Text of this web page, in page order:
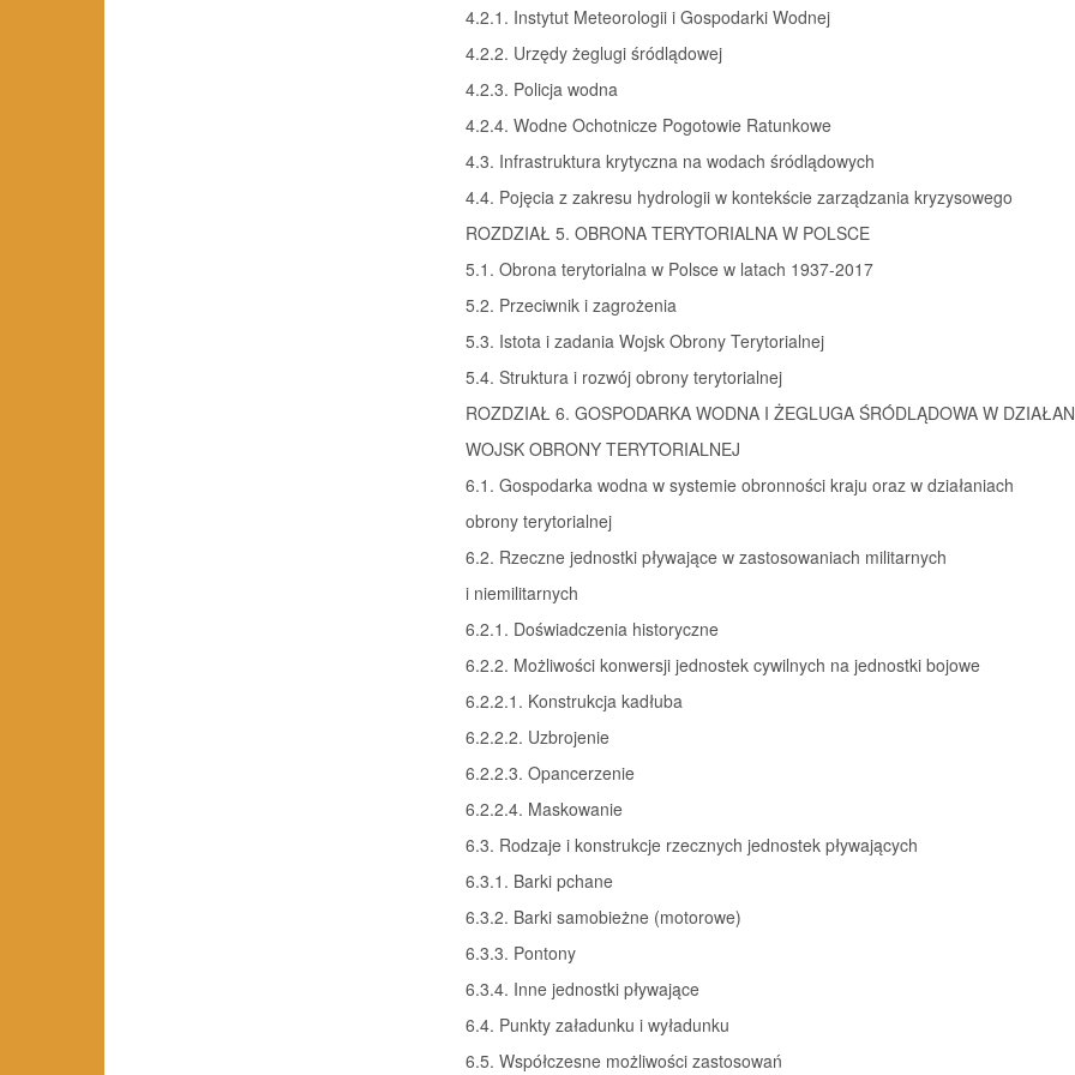
4.2.1. Instytut Meteorologii i Gospodarki Wodnej
4.2.2. Urzędy żeglugi śródlądowej
4.2.3. Policja wodna
4.2.4. Wodne Ochotnicze Pogotowie Ratunkowe
4.3. Infrastruktura krytyczna na wodach śródlądowych
4.4. Pojęcia z zakresu hydrologii w kontekście zarządzania kryzysowego
ROZDZIAŁ 5. OBRONA TERYTORIALNA W POLSCE
5.1. Obrona terytorialna w Polsce w latach 1937-2017
5.2. Przeciwnik i zagrożenia
5.3. Istota i zadania Wojsk Obrony Terytorialnej
5.4. Struktura i rozwój obrony terytorialnej
ROZDZIAŁ 6. GOSPODARKA WODNA I ŻEGLUGA ŚRÓDLĄDOWA W
WOJSK OBRONY TERYTORIALNEJ
6.1. Gospodarka wodna w systemie obronności kraju oraz w działaniach
obrony terytorialnej
6.2. Rzeczne jednostki pływające w zastosowaniach militarnych
i niemilitarnych
6.2.1. Doświadczenia historyczne
6.2.2. Możliwości konwersji jednostek cywilnych na jednostki bojowe
6.2.2.1. Konstrukcja kadłuba
6.2.2.2. Uzbrojenie
6.2.2.3. Opancerzenie
6.2.2.4. Maskowanie
6.3. Rodzaje i konstrukcje rzecznych jednostek pływających
6.3.1. Barki pchane
6.3.2. Barki samobieżne (motorowe)
6.3.3. Pontony
6.3.4. Inne jednostki pływające
6.4. Punkty załadunku i wyładunku
6.5. Współczesne możliwości zastosowań